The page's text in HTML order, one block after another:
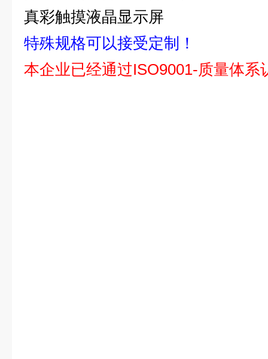
真彩触摸液晶显示屏
特殊规格可以接受定制！
本企业已经通过ISO9001-质量体系